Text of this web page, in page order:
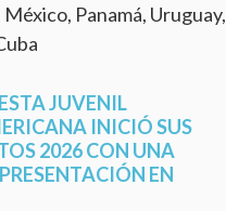
Panamá, Uruguay,
JUVENIL
INICIÓ SUS
2026 CON UNA
EN